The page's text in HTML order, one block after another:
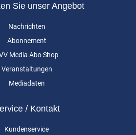
Sie unser Angebot
Nachrichten
Abonnement
Media Abo Shop
Veranstaltungen
Mediadaten
/ Kontakt
Kundenservice